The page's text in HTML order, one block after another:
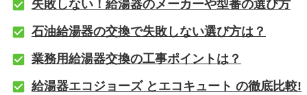
失敗しない！給湯器のメーカーや型番の選び方
石油給湯器の交換で失敗しない選び方は？
業務用給湯器交換の工事ポイントは？
給湯器エコジョーズ とエコキュート の徹底比較!